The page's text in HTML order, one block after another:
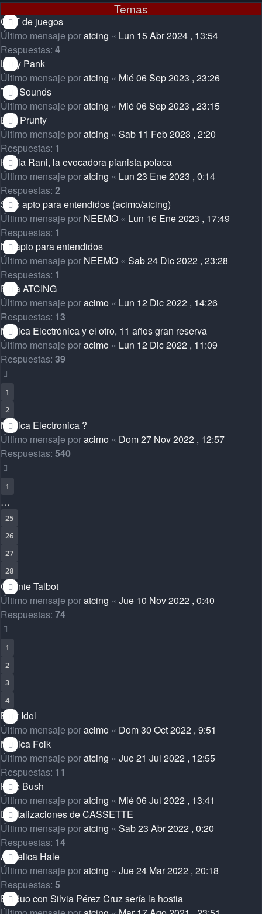
Temas
OST de juegos
Último mensaje poratcing « Lun 15 Abr 2024 , 13:54
Respuestas: 4
Lady Pank
Último mensaje poratcing « Mié 06 Sep 2023 , 23:26
The Sounds
Último mensaje poratcing « Mié 06 Sep 2023 , 23:15
Ben Prunty
Último mensaje poratcing « Sab 11 Feb 2023 , 2:20
Respuestas: 1
Hania Rani, la evocadora pianista polaca
Último mensaje poratcing « Lun 23 Ene 2023 , 0:14
Respuestas: 2
Sólo apto para entendidos (acimo/atcing)
Último mensaje por NEEMO « Lun 16 Ene 2023 , 17:49
Respuestas: 1
No apto para entendidos
Último mensaje por NEEMO « Sab 24 Dic 2022 , 23:28
Respuestas: 1
Para ATCING
Último mensaje poracimo « Lun 12 Dic 2022 , 14:26
Respuestas: 13
Musica Electrónica y el otro, 11 años gran reserva
Último mensaje poracimo « Lun 12 Dic 2022 , 11:09
Respuestas: 39
1
2
Musica Electronica ?
Último mensaje poracimo « Dom 27 Nov 2022 , 12:57
Respuestas: 540
1
…
25
26
27
28
Connie Talbot
Último mensaje poratcing « Jue 10 Nov 2022 , 0:40
Respuestas: 74
1
2
3
4
Billy Idol
Último mensaje poracimo « Dom 30 Oct 2022 , 9:51
Musica Folk
Último mensaje poratcing « Jue 21 Jul 2022 , 12:55
Respuestas: 11
Kate Bush
Último mensaje poratcing « Mié 06 Jul 2022 , 13:41
Digitalizaciones de CASSETTE
Último mensaje poratcing « Sab 23 Abr 2022 , 0:20
Respuestas: 14
Angelica Hale
Último mensaje poratcing « Jue 24 Mar 2022 , 20:18
Respuestas: 5
En duo con Silvia Pérez Cruz sería la hostia